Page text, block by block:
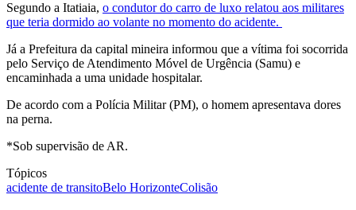
Segundo a Itatiaia, o condutor do carro de luxo relatou aos militares
que teria dormido ao volante no momento do acidente.
Já a Prefeitura da capital mineira informou que a vítima foi socorrida
pelo Serviço de Atendimento Móvel de Urgência (Samu) e
encaminhada a uma unidade hospitalar.
De acordo com a Polícia Militar (PM), o homem apresentava dores
na perna.
*Sob supervisão de AR.
Tópicos
acidente de transitoBelo HorizonteColisão